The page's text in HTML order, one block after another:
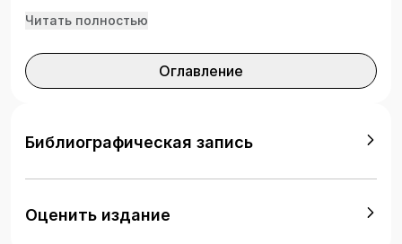
беру бағдарламасының бакалавриат білім
ретінде ұсынылады. Оқу құралында балалар
жасындағы тыныс алу жүйесінің ең жиі
емдеудің негізгі қағидалары жөніндегі негізгі
бағалауда, мейіргерлік күтімді ұйымдастыруда,
асқынулардың алдын алуда және ата-аналарды
оқытуда медициналық мейіргердің рөліне
Читать полностью
Оглавление
Библиографическая запись
Оценить издание